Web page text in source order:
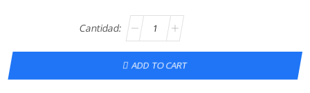
ADD TO CART